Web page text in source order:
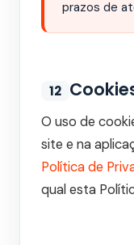
prazos de
12
O uso de
site e na
Política de
qual esta